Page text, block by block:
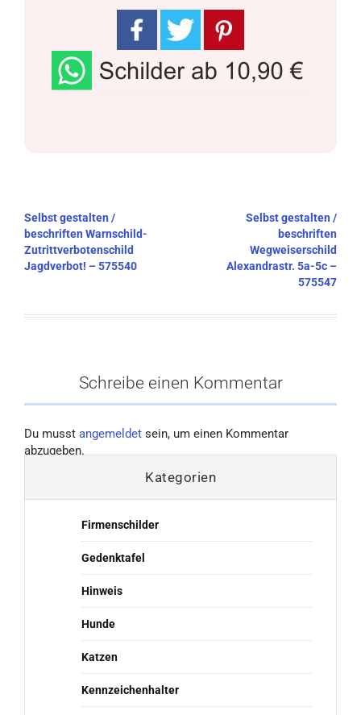
Beitragsnavigation
Selbst gestalten /
beschriften Warnschild-
Zutrittverbotenschild
Jagdverbot! – 575540
Selbst gestalten /
beschriften
Wegweiserschild
Alexandrastr. 5a-5c –
575547
Schreibe einen Kommentar
Du musst angemeldet sein, um einen Kommentar
abzugeben.
Kategorien
Firmenschilder
Gedenktafel
Hinweis
Hunde
Katzen
Kennzeichenhalter